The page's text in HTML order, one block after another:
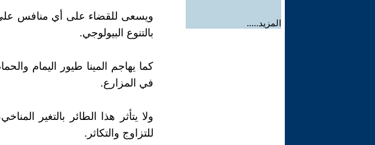
المزيد.....
ويسعى للقضاء على أي منافس على
بالتنوع البيولوجي.
كما يهاجم المينا طيور اليمام
في المزارع.
ولا يتأثر هذا الطائر بالتغير
للتزاوج والتكاثر.